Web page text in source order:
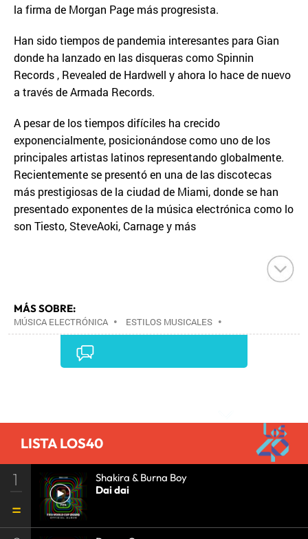
la firma de Morgan Page más progresista.
Han sido tiempos de pandemia interesantes para Gian
donde ha lanzado en las disqueras como Spinnin
Records , Revealed de Hardwell y ahora lo hace de nuevo
a través de Armada Records.
A pesar de los tiempos difíciles ha crecido
exponencialmente, posicionándose como uno de los
principales artistas latinos representando globalmente.
Recientemente se presentó en una de las discotecas
más prestigiosas de la ciudad de Miami, donde se han
presentado exponentes de la música electrónica como lo
son Tiesto, SteveAoki, Carnage y más
MÁS SOBRE:
MÚSICA ELECTRÓNICA • ESTILOS MUSICALES •
•
LISTA LOS40
1
Shakira & Burna Boy
Dai dai